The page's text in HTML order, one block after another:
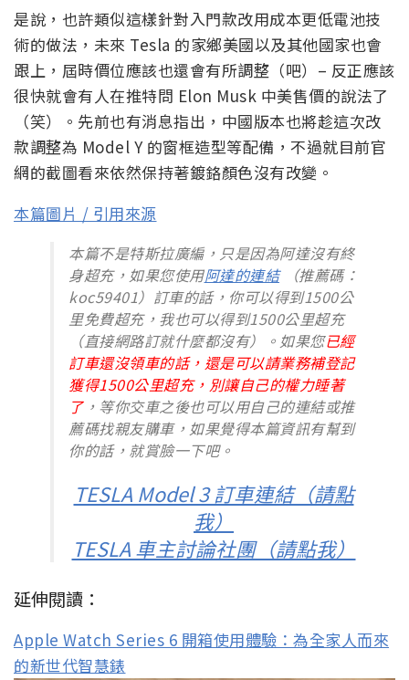
是說，也許類似這樣針對入門款改用成本更低電池技
術的做法，未來 Tesla 的家鄉美國以及其他國家也會
跟上，屆時價位應該也還會有所調整（吧）– 反正應該
很快就會有人在推特問 Elon Musk 中美售價的說法了
（笑）。先前也有消息指出，中國版本也將趁這次改
款調整為 Model Y 的窗框造型等配備，不過就目前官
網的截圖看來依然保持著鍍鉻顏色沒有改變。
本篇圖片 / 引用來源
本篇不是特斯拉廣編，只是因為阿達沒有終
身超充，如果您使用阿達的連結（推薦碼：
koc59401）訂車的話，你可以得到1500公
里免費超充，我也可以得到1500公里超充
（直接網路訂就什麼都沒有）。如果您已經
訂車還沒領車的話，還是可以請業務補登記
獲得1500公里超充，別讓自己的權力睡著
了，等你交車之後也可以用自己的連結或推
薦碼找親友購車，如果覺得本篇資訊有幫到
你的話，就賞臉一下吧。
TESLA Model 3 訂車連結（請點
我）
TESLA 車主討論社團（請點我）
延伸閱讀：
Apple Watch Series 6 開箱使用體驗：為全家人而來
的新世代智慧錶